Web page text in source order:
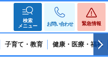
検索
メニュー
お問い合わせ 緊急情報
子育て・教育 健康・医療・福祉